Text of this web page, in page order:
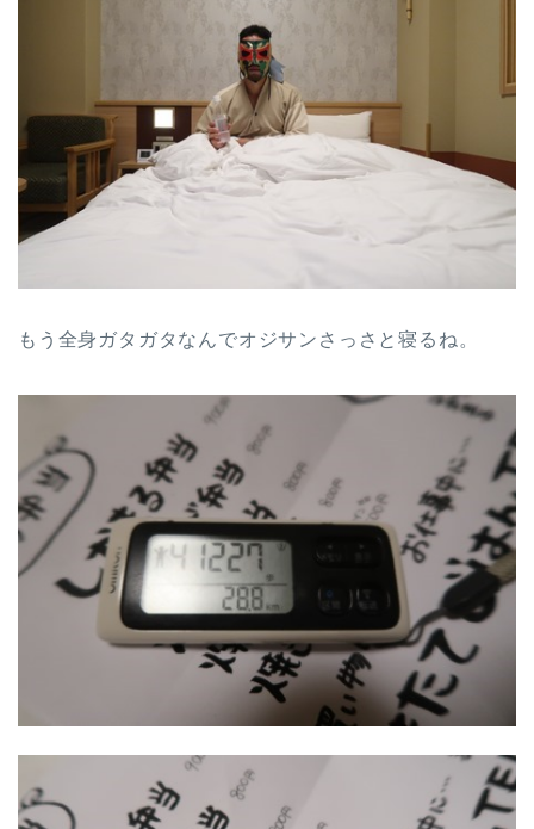
もう全身ガタガタなんでオジサンさっさと寝るね。